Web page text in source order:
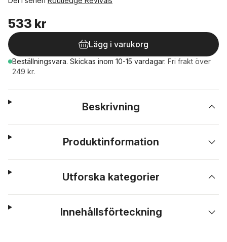
533 kr
Lägg i varukorg
Beställningsvara. Skickas inom 10-15 vardagar. Fri frakt över
249 kr.
Beskrivning
Produktinformation
Utforska kategorier
Innehållsförteckning